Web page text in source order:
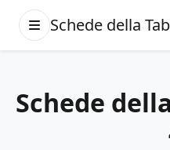
Schede della
Schede